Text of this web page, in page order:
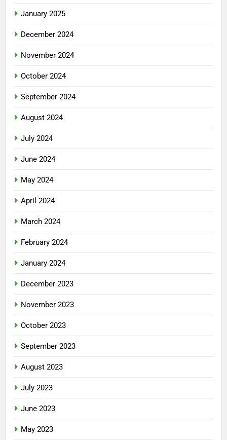
January 2025
December 2024
November 2024
October 2024
September 2024
August 2024
July 2024
June 2024
May 2024
April 2024
March 2024
February 2024
January 2024
December 2023
November 2023
October 2023
September 2023
August 2023
July 2023
June 2023
May 2023